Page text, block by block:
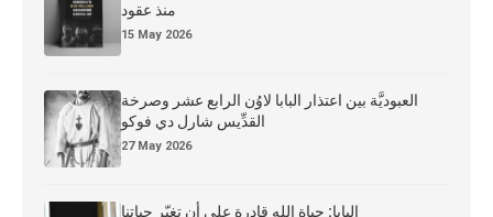
منذ عقود
15 May 2026
العبوديَّة بين اعتذار البابا لاوُن الرابع عشر وصرخة
القدِّيس شارل دي فوكو
27 May 2026
البابا: حياة الله قادرة على أن تغيّر حياتنا